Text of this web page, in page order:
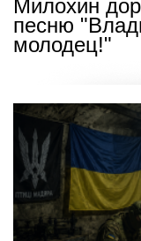
Милохин
песню
молодец!"